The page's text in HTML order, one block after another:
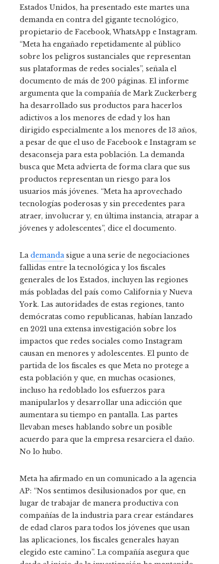
Estados Unidos, ha presentado este martes una
demanda en contra del gigante tecnológico,
propietario de Facebook, WhatsApp e Instagram.
“Meta ha engañado repetidamente al público
sobre los peligros sustanciales que representan
sus plataformas de redes sociales”, señala el
documento de más de 200 páginas. El informe
argumenta que la compañía de Mark Zuckerberg
ha desarrollado sus productos para hacerlos
adictivos a los menores de edad y los han
dirigido especialmente a los menores de 13 años,
a pesar de que el uso de Facebook e Instagram se
desaconseja para esta población. La demanda
busca que Meta advierta de forma clara que sus
productos representan un riesgo para los
usuarios más jóvenes. “Meta ha aprovechado
tecnologías poderosas y sin precedentes para
atraer, involucrar y, en última instancia, atrapar a
jóvenes y adolescentes”, dice el documento.
La demandasigue a una serie de negociaciones
fallidas entre la tecnológica y los fiscales
generales de los Estados, incluyen las regiones
más pobladas del país como California y Nueva
York. Las autoridades de estas regiones, tanto
demócratas como republicanas, habían lanzado
en 2021 una extensa investigación sobre los
impactos que redes sociales como Instagram
causan en menores y adolescentes. El punto de
partida de los fiscales es que Meta no protege a
esta población y que, en muchas ocasiones,
incluso ha redoblado los esfuerzos para
manipularlos y desarrollar una adicción que
aumentara su tiempo en pantalla. Las partes
llevaban meses hablando sobre un posible
acuerdo para que la empresa resarciera el daño.
No lo hubo.
Meta ha afirmado en un comunicado a la agencia
AP: “Nos sentimos desilusionados por que, en
lugar de trabajar de manera productiva con
compañías de la industria para crear estándares
de edad claros para todos los jóvenes que usan
las aplicaciones, los fiscales generales hayan
elegido este camino”. La compañía asegura que